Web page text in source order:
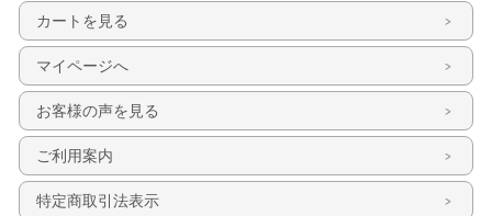
カートを見る
マイページへ
お客様の声を見る
ご利用案内
特定商取引法表示